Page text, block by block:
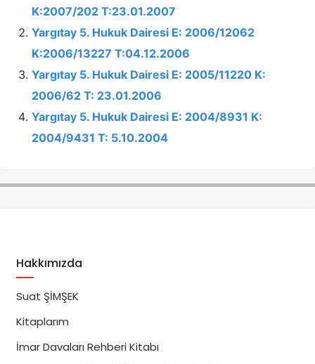
K:2007/202 T:23.01.2007
Yargıtay 5. Hukuk Dairesi E: 2006/12062
K:2006/13227 T:04.12.2006
Yargıtay 5. Hukuk Dairesi E: 2005/11220 K:
2006/62 T: 23.01.2006
Yargıtay 5. Hukuk Dairesi E: 2004/8931 K:
2004/9431 T: 5.10.2004
Hakkımızda
Suat ŞİMŞEK
Kitaplarım
İmar Davaları Rehberi Kitabı